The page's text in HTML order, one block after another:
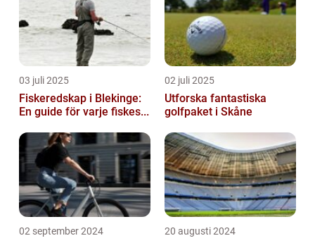
03 juli 2025
Fiskeredskap i Blekinge:
En guide för varje fiskes...
02 juli 2025
Utforska fantastiska
golfpaket i Skåne
02 september 2024 20 augusti 2024